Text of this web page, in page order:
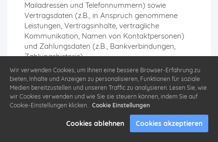
Mailadressen und Telefonnummern) sowie
Vertragsdaten (z.B., in Anspruch genommene
Leistungen, Vertragsinhalte, vertragliche
Kommunikation, Namen von Kontaktpersonen)
und Zahlungsdaten (z.B., Bankverbindungen,
Zahlungshistorie).
Besondere Kategorien personenbezogener Daten
verarbeiten wir grundsätzlich nicht, außer wenn
diese Bestandteile einer beauftragten oder
vertragsgemäßen Verarbeitung sind.
Wir verarbeiten Daten, die zur Begründung und
Wir verwenden Cookies, um Ihnen eine bessere Browser-Erfahrung zu
bieten, Inhalte und Anzeigen zu personalisieren, Funktionen für soziale
Medien bereitzustellen und unseren Traffic zu analysieren. Lesen Sie, wie
wir Cookies verwenden und wie Sie sie steuern können, indem Sie auf
Cookie-Einstellungen klicken. Cookie Einstellungen
Cookies ablehnen Cookies akzeptieren